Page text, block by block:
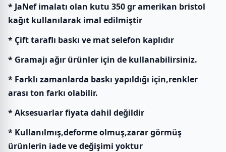
* JaNef imalatı olan kutu 350 gr amerikan bristol
kağıt kullanılarak imal edilmiştir
* Çift taraflı baskı ve mat selefon kaplıdır
* Gramajı ağır ürünler için de kullanabilirsiniz.
* Farklı zamanlarda baskı yapıldığı için,renkler
arası ton farkı olabilir.
* Aksesuarlar fiyata dahil değildir
* Kullanılmış,deforme olmuş,zarar görmüş
ürünlerin iade ve değişimi yoktur